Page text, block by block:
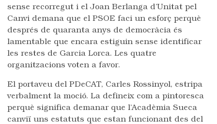
sense recorregut i el Joan Berlanga d’Unitat pel
Canvi demana que el PSOE faci un esforç perquè
després de quaranta anys de democràcia és
lamentable que encara estiguin sense identificar
les restes de Garcia Lorca. Les quatre
organitzacions voten a favor.
El portaveu del PDeCAT, Carles Rossinyol, estripa
verbalment la moció. La defineix com a pintoresca
perquè significa demanar que l’Acadèmia Sueca
canviï uns estatuts que estan funcionant des del